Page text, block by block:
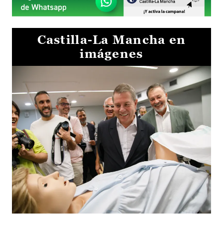
Castilla-La Mancha en
imágenes